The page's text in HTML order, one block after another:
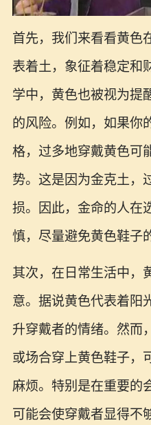
首先，我们来看看黄色
表着土，象征着稳定和
学中，黄色也被视为提
的风险。例如，如果你
格，过多地穿戴黄色可
势。这是因为金克土，
损。因此，金命的人在
慎，尽量避免黄色鞋子
其次，在日常生活中，
意。据说黄色代表着阳
升穿戴者的情绪。然而
或场合穿上黄色鞋子，
麻烦。特别是在重要的
可能会使穿戴者显得不